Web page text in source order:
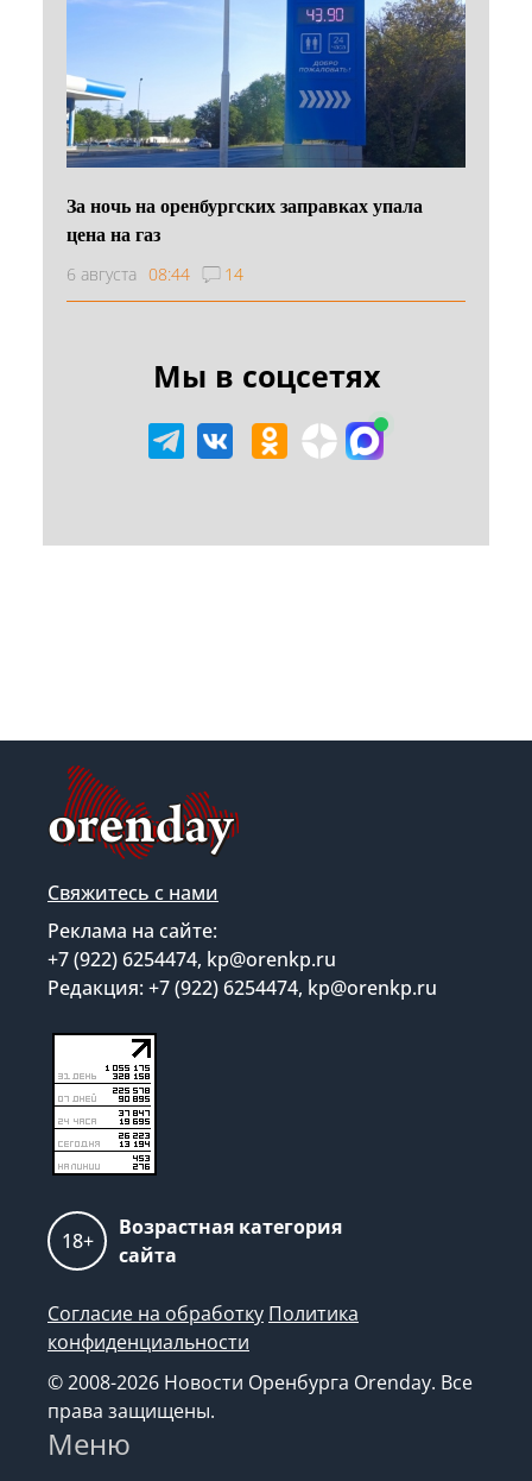
За ночь на оренбургских заправках упала
цена на газ
6 августа 08:44 14
Мы в соцсетях
Свяжитесь с нами
Реклама на сайте:
+7 (922) 6254474, kp@orenkp.ru
Редакция: +7 (922) 6254474, kp@orenkp.ru
18+
Возрастная категория
сайта
Согласие на обработку Политика
конфиденциальности
© 2008-2026 Новости Оренбурга Orenday. Все
права защищены.
Меню